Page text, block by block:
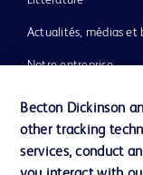
Actualités, médias et
Notre entreprise
Assistance
Becton Dickinson
other tracking
services, conduct